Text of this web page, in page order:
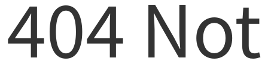
404 Not